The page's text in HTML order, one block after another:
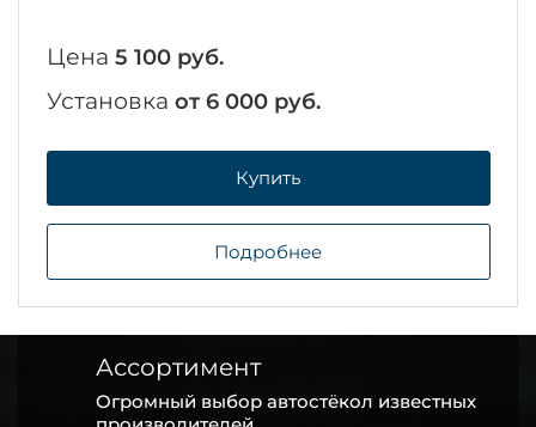
Цена 5 100 руб.
Установка от 6 000 руб.
Купить
Подробнее
Ассортимент
Огромный выбор автостёкол известных